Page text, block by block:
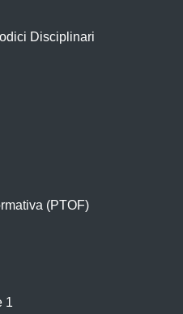
Disciplinari
(PTOF)
1